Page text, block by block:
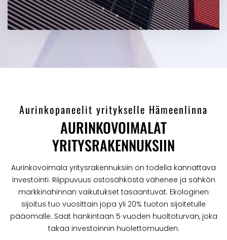
Aurinkopaneelit yritykselle Hämeenlinna
AURINKOVOIMALAT
YRITYSRAKENNUKSIIN
Aurinkovoimala yritysrakennuksiin on todella kannattava
investointi. Riippuvuus ostosähköstä vähenee ja sähkön
markkinahinnan vaikutukset tasaantuvat. Ekologinen
sijoitus tuo vuosittain jopa yli 20% tuoton sijoitetulle
pääomalle. Saat hankintaan 5 vuoden huoltoturvan, joka
takaa investoinnin huolettomuuden.